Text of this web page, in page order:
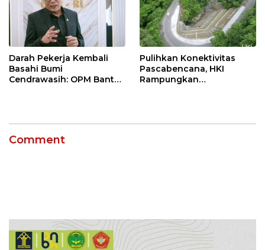
Darah Pekerja Kembali
Basahi Bumi
Cendrawasih: OPM Bantai
Pulihkan Konektivitas
Pascabencana, HKI
Rampungkan
Comment